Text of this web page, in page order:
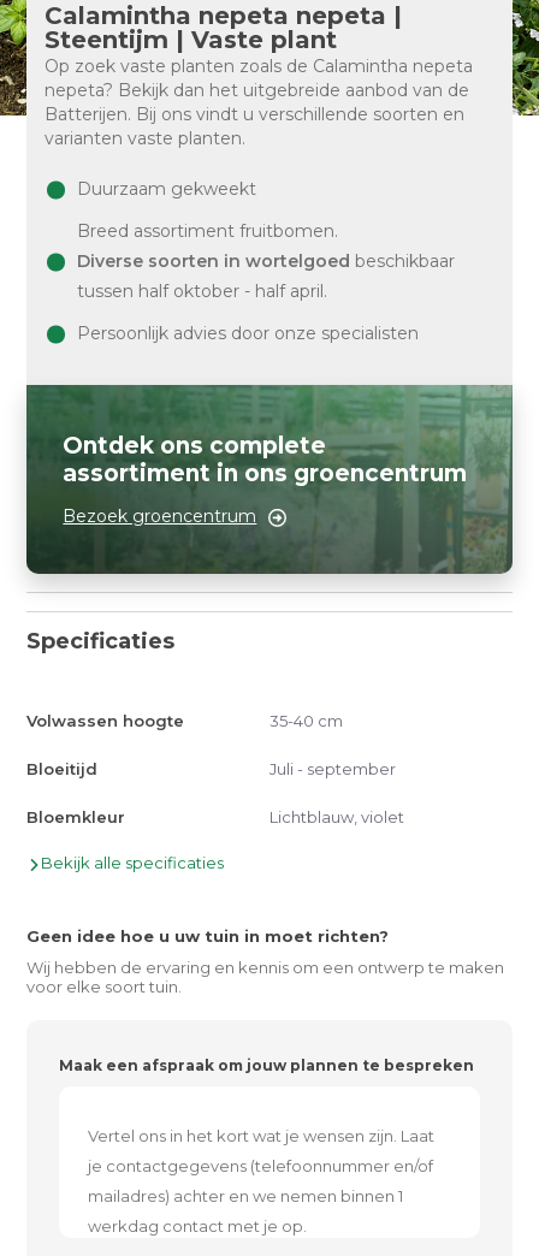
Calamintha nepeta nepeta |
Steentijm | Vaste plant
Op zoek vaste planten zoals de Calamintha nepeta
nepeta? Bekijk dan het uitgebreide aanbod van de
Batterijen. Bij ons vindt u verschillende soorten en
varianten vaste planten.
Duurzaam gekweekt
Breed assortiment fruitbomen.
Diverse soorten in wortelgoed beschikbaar
tussen half oktober - half april.
Persoonlijk advies door onze specialisten
Ontdek ons complete
assortiment in ons groencentrum
Bezoek groencentrum
Specificaties
Volwassen hoogte 35-40 cm
Bloeitijd Juli - september
Bloemkleur Lichtblauw, violet
Bekijk alle specificaties
Geen idee hoe u uw tuin in moet richten?
Wij hebben de ervaring en kennis om een ontwerp te maken
voor elke soort tuin.
Maak een afspraak om jouw plannen te bespreken